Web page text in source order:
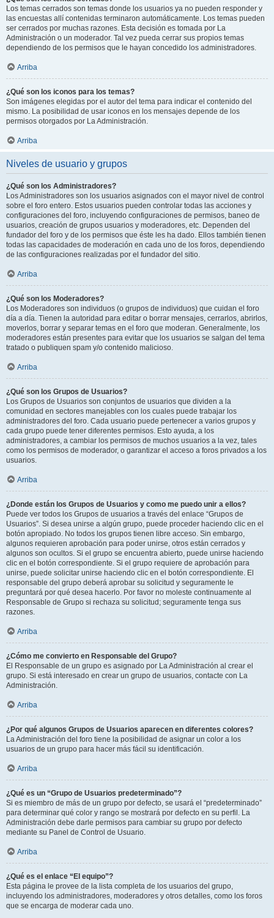
Los temas cerrados son temas donde los usuarios ya no pueden responder y
las encuestas allí contenidas terminaron automáticamente. Los temas pueden
ser cerrados por muchas razones. Esta decisión es tomada por La
Administración o un moderador. Tal vez pueda cerrar sus propios temas
dependiendo de los permisos que le hayan concedido los administradores.
Arriba
¿Qué son los iconos para los temas?
Son imágenes elegidas por el autor del tema para indicar el contenido del
mismo. La posibilidad de usar iconos en los mensajes depende de los
permisos otorgados por La Administración.
Arriba
Niveles de usuario y grupos
¿Qué son los Administradores?
Los Administradores son los usuarios asignados con el mayor nivel de control
sobre el foro entero. Estos usuarios pueden controlar todas las acciones y
configuraciones del foro, incluyendo configuraciones de permisos, baneo de
usuarios, creación de grupos usuarios y moderadores, etc. Dependen del
fundador del foro y de los permisos que éste les ha dado. Ellos también tienen
todas las capacidades de moderación en cada uno de los foros, dependiendo
de las configuraciones realizadas por el fundador del sitio.
Arriba
¿Qué son los Moderadores?
Los Moderadores son individuos (o grupos de individuos) que cuidan el foro
día a día. Tienen la autoridad para editar o borrar mensajes, cerrarlos, abrirlos,
moverlos, borrar y separar temas en el foro que moderan. Generalmente, los
moderadores están presentes para evitar que los usuarios se salgan del tema
tratado o publiquen spam y/o contenido malicioso.
Arriba
¿Qué son los Grupos de Usuarios?
Los Grupos de Usuarios son conjuntos de usuarios que dividen a la
comunidad en sectores manejables con los cuales puede trabajar los
administradores del foro. Cada usuario puede pertenecer a varios grupos y
cada grupo puede tener diferentes permisos. Esto ayuda, a los
administradores, a cambiar los permisos de muchos usuarios a la vez, tales
como los permisos de moderador, o garantizar el acceso a foros privados a los
usuarios.
Arriba
¿Donde están los Grupos de Usuarios y como me puedo unir a ellos?
Puede ver todos los Grupos de usuarios a través del enlace “Grupos de
Usuarios”. Si desea unirse a algún grupo, puede proceder haciendo clic en el
botón apropiado. No todos los grupos tienen libre acceso. Sin embargo,
algunos requieren aprobación para poder unirse, otros están cerrados y
algunos son ocultos. Si el grupo se encuentra abierto, puede unirse haciendo
clic en el botón correspondiente. Si el grupo requiere de aprobación para
unirse, puede solicitar unirse haciendo clic en el botón correspondiente. El
responsable del grupo deberá aprobar su solicitud y seguramente le
preguntará por qué desea hacerlo. Por favor no moleste continuamente al
Responsable de Grupo si rechaza su solicitud; seguramente tenga sus
razones.
Arriba
¿Cómo me convierto en Responsable del Grupo?
El Responsable de un grupo es asignado por La Administración al crear el
grupo. Si está interesado en crear un grupo de usuarios, contacte con La
Administración.
Arriba
¿Por qué algunos Grupos de Usuarios aparecen en diferentes colores?
La Administración del foro tiene la posibilidad de asignar un color a los
usuarios de un grupo para hacer más fácil su identificación.
Arriba
¿Qué es un “Grupo de Usuarios predeterminado”?
Si es miembro de más de un grupo por defecto, se usará el “predeterminado”
para determinar qué color y rango se mostrará por defecto en su perfil. La
Administración debe darle permisos para cambiar su grupo por defecto
mediante su Panel de Control de Usuario.
Arriba
¿Qué es el enlace “El equipo”?
Esta página le provee de la lista completa de los usuarios del grupo,
incluyendo los administradores, moderadores y otros detalles, como los foros
que se encarga de moderar cada uno.